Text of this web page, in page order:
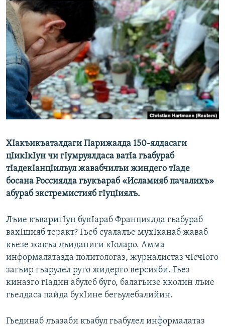
поиску
СЕВЕР.РЕАЛИИ
СИБИРЬ.РЕАЛИИ
РАСПИСАНИЕ ВЕЩАНИЯ
ПОДПИШИТЕСЬ НА РАССЫЛКУ
СОЦИАЛЬНЫЕ СЕТИ
Все сайты РСЕ/РС
ХIакъикъаталдаги Парижалда 150-ялдасаги
цIикIкIун чи гIумруялдаса ватIа гьабураб
тIадекIанцIилъул жавабчилъи жиндего тIаде
босана Россиялда гьукъараб «Исламияб пачалихъ»
абураб экстремистияб гIуцIиялъ.
Лъие къваригIун букIараб Франциялда гьабураб
вахIшияб теракт? Гьеб суалалъе мухIканаб жаваб
кьезе жакъа лъиданиги кIоларо. Амма
информалатазда политологаз, журналистаз чIечIого
загьир гьарулел руго жидерго версияби. Гьез
киназго гIадин абулеб буго, балагьизе кколин лъие
гьелдаса пайда букIине бегьулебалийин.
Гьединаб лъазаби къабул гьабулел информалатаз